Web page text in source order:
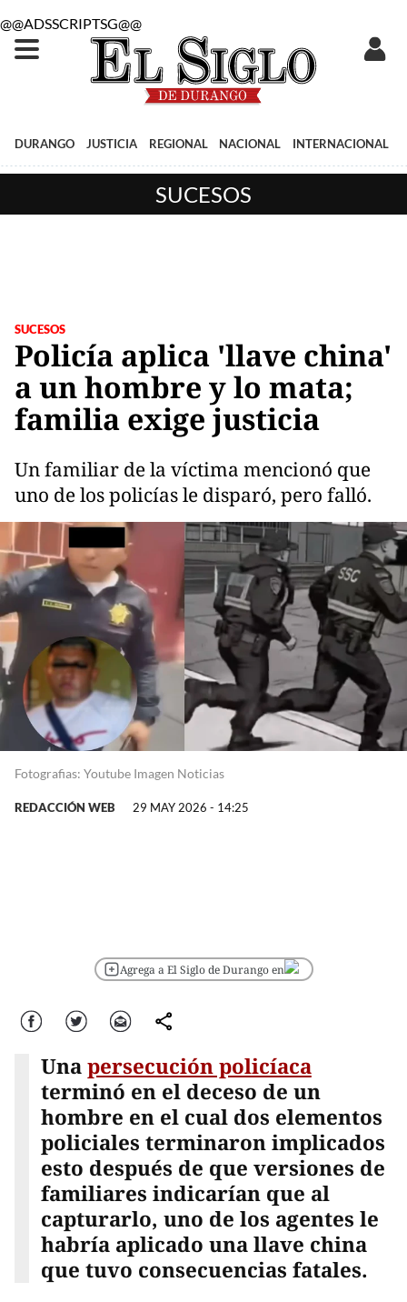
@@ADSSCRIPTSG@@
DURANGO JUSTICIA REGIONAL NACIONAL INTERNACIONAL
SUCESOS
SUCESOS
Policía aplica 'llave china'
a un hombre y lo mata;
familia exige justicia
Un familiar de la víctima mencionó que
uno de los policías le disparó, pero falló.
Fotografias: Youtube Imagen Noticias
REDACCIÓN WEB 29 MAY 2026 - 14:25
Agrega a El Siglo de Durango en
Facebook Twitter Correo comparte
Unapersecución policíaca
terminó en el deceso de un
hombre en el cual dos elementos
policiales terminaron implicados
esto después de que versiones de
familiares indicarían que al
capturarlo, uno de los agentes le
habría aplicado una llave china
que tuvo consecuencias fatales.